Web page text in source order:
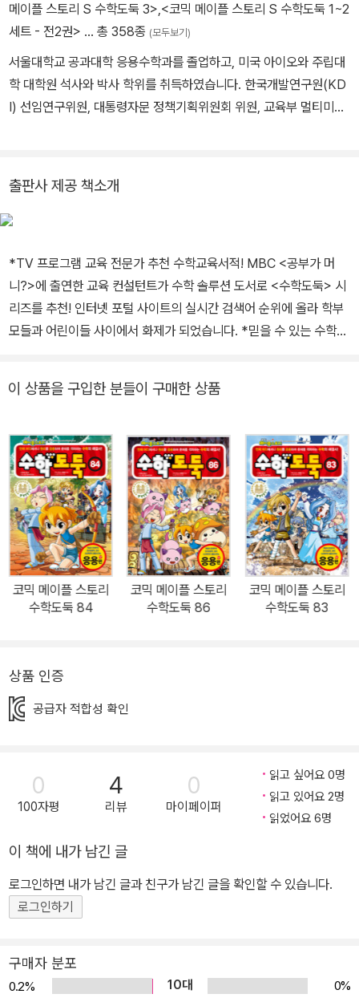
메이플 스토리 S 수학도둑 3>,<코믹 메이플 스토리 S 수학도둑 1~2
세트 - 전2권> … 총 358종 (모두보기)
서울대학교 공과대학 응용수학과를 졸업하고, 미국 아이오와 주립대
학 대학원 석사와 박사 학위를 취득하였습니다. 한국개발연구원(KD
I) 선임연구위원, 대통령자문 정책기획위원회 위원, 교육부 멀티미디
력 수학퀴즈> <메이플 매쓰> <수학도둑 수학동화>의 수학 콘텐츠
를 집필했습니다.
출판사 제공 책소개
*TV 프로그램 교육 전문가 추천 수학교육서적! MBC <공부가 머
니?>에 출연한 교육 컨설턴트가 수학 솔루션 도서로 <수학도둑> 시
리즈를 추천! 인터넷 포털 사이트의 실시간 검색어 순위에 올라 학부
모들과 어린이들 사이에서 화제가 되었습니다. *믿을 수 있는 수학
및 박사. 한국개발연구원(KDI) 선임연구원, 교육부 멀티미디어 교육
서 연구재단 이사, 한국과학기술원(KAIST) 겸임교수 역임. 시스템
수학연구회 회장. <수학도둑> <창의사고력 수학퀴즈> <메이플 매
쓰>의 수학 콘텐츠 집필. *5단계 시스템 수학으로 수학 실력 쑥쑥쑥!
<1단계 : 기본편> 1~30권은 초·중등 교과과정을 종합하여 분류한 수
와 연산, 도형, 측정, 확률과 통계, 규칙성, 문자와 식, 함수 등으로 구
성되었고, 이를 바탕으로 개념이해력, 수리계산력, 원리응용력을 키
울 수 있습니다. <2단계 : 심화편> 31~45권은 실생활 속에 숨겨진
수학 개념 및 원리와 수학의 역사 속에 나타났던 심화된 내용으로 구
단계 : 창의편> 46~60권은 창의사고력을 강화시키고 수리논술의
기반을 튼튼하게 다지고, 비판적 사고를 포함한 의사소통력이 월등히
주제들과 수학지도로 구성하였습니다. 이를 통해 영역별 ㆍ학년별로
종합 정리할 수 있습니다. 81권부터 시작되는 <5단계 : 응용편>은 1
~4단계의 완결판으로, 생활 속, 역사 속, 타 교과 속에서 탄생되고 발
전되었던 수학적 개념ㆍ원리와 흥미로운 이야기로 구성하였습니다.
있는 응용력을 키우는 데 도움이 될 것입니다. 콘텐츠 1. 흥미진진 수
학만화 수학적 지식을 이용하여 위기를 탈출하고, 사건을 해결하는
다. 2. 개념의 탄생부터 창의사고력까지 융합하는 응용력 UP 수학교
실 생활 속, 역사 속, 타 교과 속에서 응용ㆍ적용ㆍ활용되었던 수학적
이 상품을 구입한 분들이 구매한 상품
코믹 메이플 스토리
수학도둑 84
코믹 메이플 스토리
수학도둑 86
코믹 메이플 스토리
수학도둑 83
상품 인증
공급자 적합성 확인
0
100자평
4
리뷰
0
마이페이퍼
읽고 싶어요 0명
읽고 있어요 2명
읽었어요 6명
이 책에 내가 남긴 글
로그인하면 내가 남긴 글과 친구가 남긴 글을 확인할 수 있습니다.
로그인하기
구매자 분포
0.2% 10대 0%